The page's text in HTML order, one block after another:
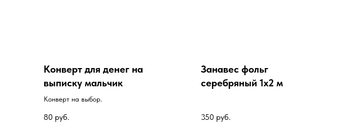
Конверт для денег на
выписку мальчик
Конверт на выбор.
80 руб.
Занавес фольг
серебряный 1х2 м
350 руб.